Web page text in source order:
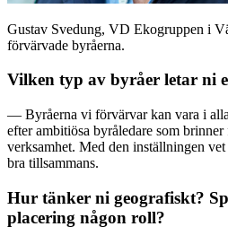
Gustav Svedung, VD Ekogruppen i
förvärvade byråerna.
Vilken typ av byråer letar ni
— Byråerna vi förvärvar kan vara i
efter ambitiösa byråledare som
verksamhet. Med den inställningen
bra tillsammans.
Hur tänker ni geografiskt?
placering någon roll?